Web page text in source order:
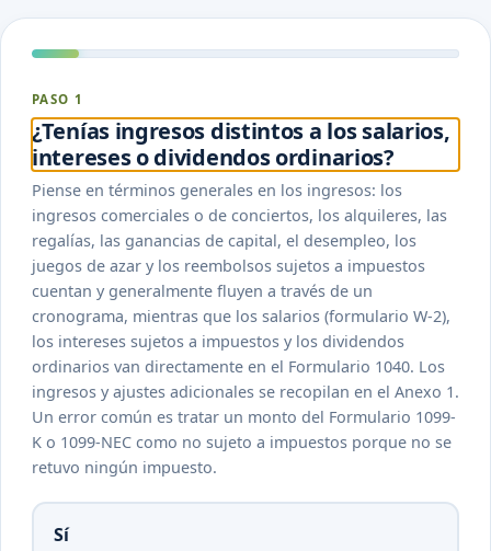
PASO 1
¿Tenías ingresos distintos a los salarios,
intereses o dividendos ordinarios?
Piense en términos generales en los ingresos: los
ingresos comerciales o de conciertos, los alquileres, las
regalías, las ganancias de capital, el desempleo, los
juegos de azar y los reembolsos sujetos a impuestos
cuentan y generalmente fluyen a través de un
cronograma, mientras que los salarios (formulario W-2),
los intereses sujetos a impuestos y los dividendos
ordinarios van directamente en el Formulario 1040. Los
ingresos y ajustes adicionales se recopilan en el Anexo 1.
Un error común es tratar un monto del Formulario 1099-
K o 1099-NEC como no sujeto a impuestos porque no se
retuvo ningún impuesto.
Sí